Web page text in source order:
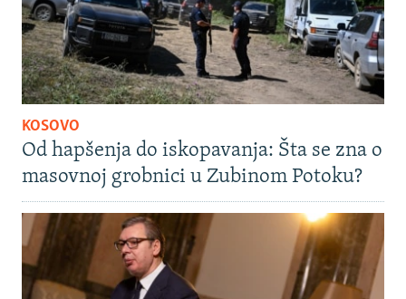
KOSOVO
Od hapšenja do iskopavanja: Šta se zna o
masovnoj grobnici u Zubinom Potoku?